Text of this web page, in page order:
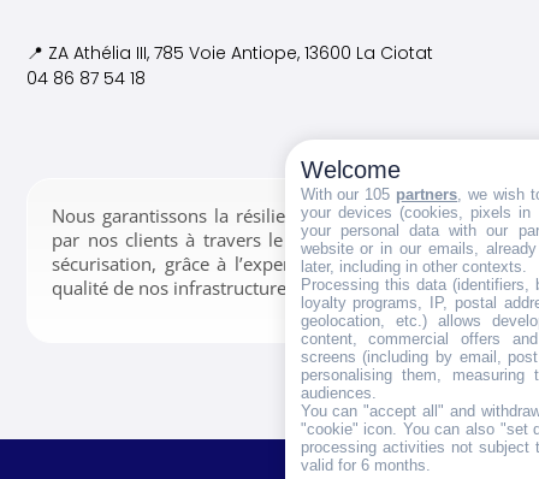
📍 ZA Athélia III, 785 Voie Antiope, 13600 La Ciotat
04 86 87 54 18
Nous garantissons la résilience des données confiées
par nos clients à travers le stockage, la gestion et la
sécurisation, grâce à l’expertise de nos équipes et la
qualité de nos infrastructures.
Welcome
With our 105 partners , we wish
your devices (cookies, pixels
your personal data with our
website or in our emails,
later, including in other contexts.
Processing this data (identifiers,
loyalty programs, IP, postal
geolocation, etc.) allows
content, commercial offers
screens (including by email,
personalising them, measuring
audiences.
You can "accept all" and
"cookie" icon . You can also "set
processing activities not subject
valid for 6 months.